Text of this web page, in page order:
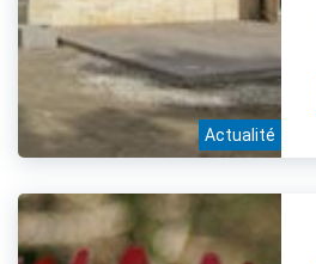
Actualité